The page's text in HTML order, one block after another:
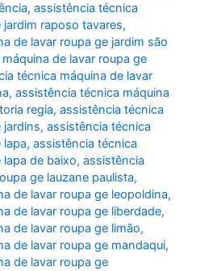
,assistência técnica
jardim raposo tavares,
de lavar roupa ge jardim são
de lavar roupa ge
técnica máquina de lavar
,assistência técnica máquina
regia,assistência técnica
jardins,assistência técnica
lapa,assistência técnica
lapa de baixo,assistência
ge lauzane paulista,
de lavar roupa ge leopoldina,
de lavar roupa ge liberdade,
de lavar roupa ge limão,
de lavar roupa ge mandaqui,
de lavar roupa ge